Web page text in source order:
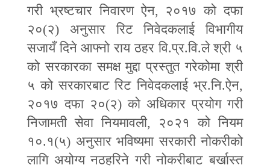
गरी भ्रष्टचार निवारण ऐन, २०१७ को दफा
२०(२) अनुसार रिट निवेदकलाई विभागीय
सजायँ दिने आफ्नो राय ठहर वि.प्र.वि.ले श्री ५
को सरकारका समक्ष मुद्दा प्रस्तुत गरेकोमा श्री
५ को सरकारबाट रिट निवेदकलाई भ्र.नि.ऐन,
२०१७ दफा २०(२) को अधिकार प्रयोग गरी
निजामती सेवा नियमावली, २०२१ को नियम
१०.१(५) अनुसार भविष्यमा सरकारी नोकरीको
लागि अयोग्य नठहरिने गरी नोकरीबाट बर्खास्त